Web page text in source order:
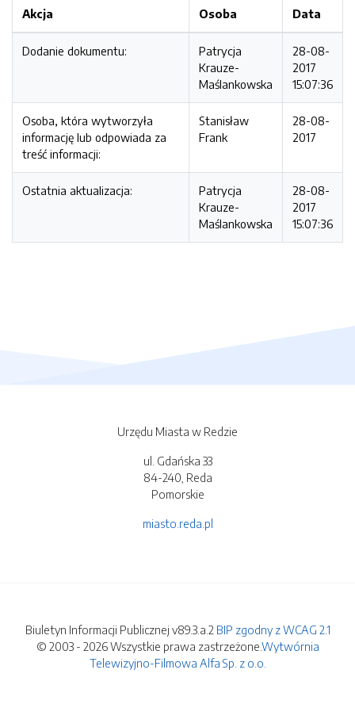
Akcja Osoba Data
Dodanie dokumentu:
Patrycja
Krauze-
Maślankowska
28-08-
2017
15:07:36
Osoba, która wytworzyła
informację lub odpowiada za
treść informacji:
Stanisław
Frank
28-08-
2017
Ostatnia aktualizacja:
Patrycja
Krauze-
Maślankowska
28-08-
2017
15:07:36
Urzędu Miasta w Redzie
ul. Gdańska 33
84-240, Reda
Pomorskie
miasto.reda.pl
Biuletyn Informacji Publicznej v89.3.a.2 BIP zgodny z WCAG 2.1
© 2003 - 2026 Wszystkie prawa zastrzeżone.Wytwórnia
Telewizyjno-Filmowa Alfa Sp. z o.o.